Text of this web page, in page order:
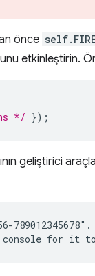
önce
etkinleştirin.
*/ });
geliştirici
789012345678".